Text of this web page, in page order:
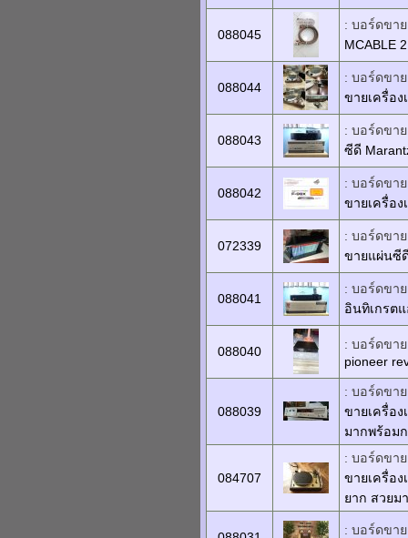
088045
: บอร์ดขาย
MCABLE
088044
: บอร์ดขาย
ขายเครื่อง
088043
: บอร์ดขาย
ซีดี
088042
: บอร์ดขาย
ขายเครื่อ
072339
: บอร์ดขา
ขายแผ่นซี
088041
: บอร์ดขาย
อินทิเกรตแ
088040
: บอร์ดขาย
pioneer
088039
: บอร์ดขาย
ขายเครื่อง
มากพร้อมก
084707
: บอร์ดขาย
ขายเครื่อง
ยาก สวยม
: บอร์ดขาย